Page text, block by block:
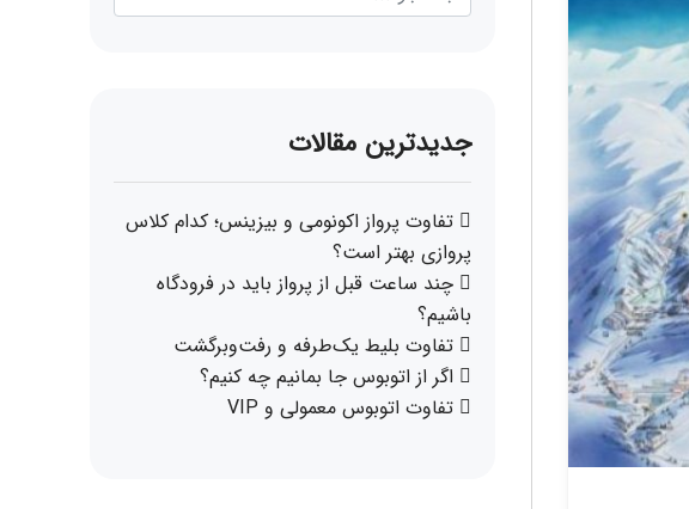
جدیدترین مقالات
تفاوت پرواز اکونومی و بیزینس؛ کدام کلاس
پروازی بهتر است؟
چند ساعت قبل از پرواز باید در فرودگاه
باشیم؟
تفاوت بلیط یک‌طرفه و رفت‌وبرگشت
اگر از اتوبوس جا بمانیم چه کنیم؟
تفاوت اتوبوس معمولی و VIP